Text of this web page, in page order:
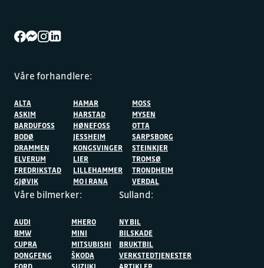
Våre forhandlere:
ALTA
ASKIM
BARDUFOSS
BODØ
DRAMMEN
ELVERUM
FREDRIKSTAD
GJØVIK
HAMAR
HARSTAD
HØNEFOSS
JESSHEIM
KONGSVINGER
LIER
LILLEHAMMER
MO I RANA
MOSS
MYSEN
OTTA
SARPSBORG
STEINKJER
TROMSØ
TRONDHEIM
VERDAL
Våre bilmerker:
AUDI
BMW
CUPRA
DONGFENG
FORD
MHERO
MINI
MITSUBISHI
ŠKODA
SUZUKI
Sulland:
NY BIL
BILSKADE
BRUKTBIL
VERKSTEDTJENESTER
ARTIKLER